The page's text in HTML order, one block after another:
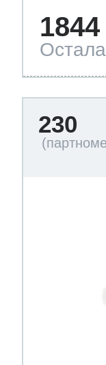
1844
230